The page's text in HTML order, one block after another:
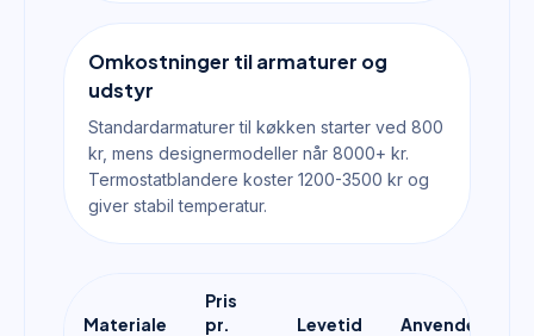
Omkostninger til armaturer og
udstyr
Standardarmaturer til køkken starter ved 800
kr, mens designermodeller når 8000+ kr.
Termostatblandere koster 1200-3500 kr og
giver stabil temperatur.
Materiale
Pris
pr.
Levetid Anvendelse